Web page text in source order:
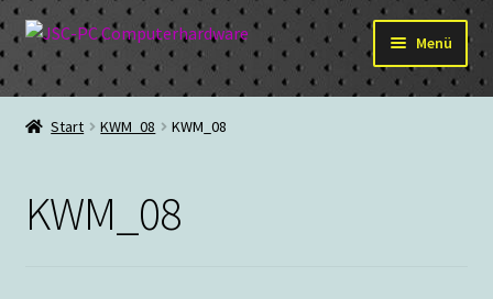
Zur
Navigation
springen
Zum
Inhalt
springen
Menü
Hardware
Staubschutz
Start KWM_08 KWM_08
KWM_08